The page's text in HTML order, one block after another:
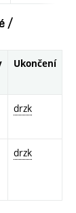
/
Ukončení
drzk
drzk